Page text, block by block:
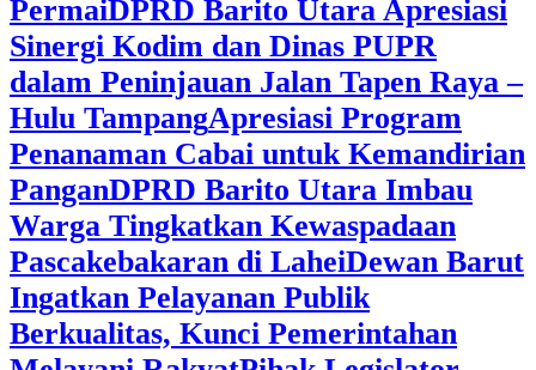
PermaiDPRD Barito Utara Apresiasi
Sinergi Kodim dan Dinas PUPR
dalam Peninjauan Jalan Tapen Raya –
Hulu TampangApresiasi Program
Penanaman Cabai untuk Kemandirian
PanganDPRD Barito Utara Imbau
Warga Tingkatkan Kewaspadaan
Pascakebakaran di LaheiDewan Barut
Ingatkan Pelayanan Publik
Berkualitas, Kunci Pemerintahan